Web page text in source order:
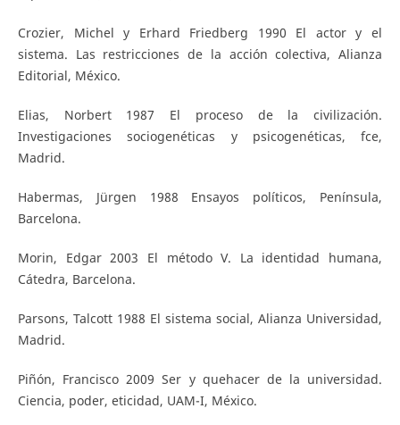
Crozier, Michel y Erhard Friedberg 1990 El actor y el
sistema. Las restricciones de la acción colectiva, Alianza
Editorial, México.
Elias, Norbert 1987 El proceso de la civilización.
Investigaciones sociogenéticas y psicogenéticas, fce,
Madrid.
Habermas, Jürgen 1988 Ensayos políticos, Península,
Barcelona.
Morin, Edgar 2003 El método V. La identidad humana,
Cátedra, Barcelona.
Parsons, Talcott 1988 El sistema social, Alianza Universidad,
Madrid.
Piñón, Francisco 2009 Ser y quehacer de la universidad.
Ciencia, poder, eticidad, UAM-I, México.